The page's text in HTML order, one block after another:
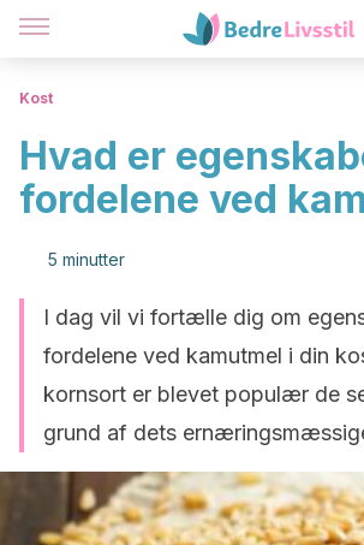
Kost
Hvad er
fordelene ved
5 minutter
I dag vil vi fortælle dig om
fordelene ved kamutmel i din
kornsort er blevet populær de
grund af dets